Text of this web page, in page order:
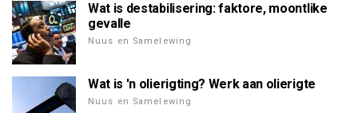
Wat is destabilisering: faktore, moontlike
gevalle
Nuus en Samelewing
Wat is 'n olierigting? Werk aan olierigte
Nuus en Samelewing